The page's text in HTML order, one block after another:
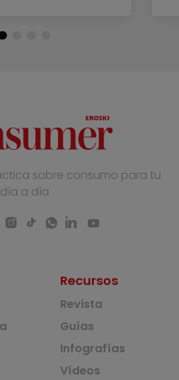
sobre consumo para tu
día a día
Recursos
Revista
Guías
Infografías
Vídeos